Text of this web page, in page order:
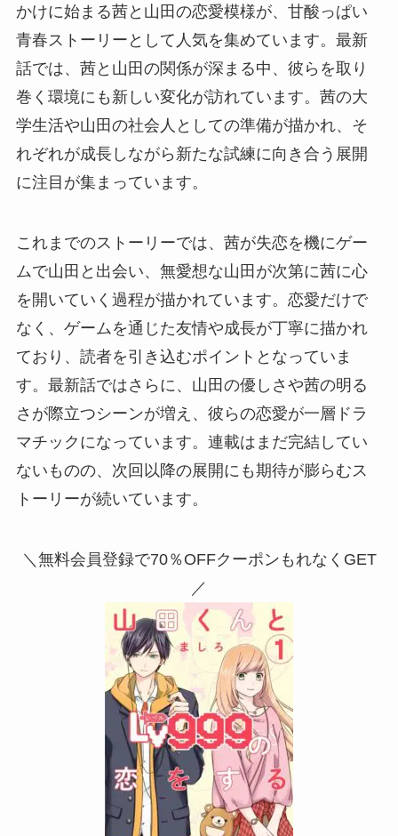
かけに始まる茜と山田の恋愛模様が、甘酸っぱい
青春ストーリーとして人気を集めています。最新
話では、茜と山田の関係が深まる中、彼らを取り
巻く環境にも新しい変化が訪れています。茜の大
学生活や山田の社会人としての準備が描かれ、そ
れぞれが成長しながら新たな試練に向き合う展開
に注目が集まっています。
これまでのストーリーでは、茜が失恋を機にゲー
ムで山田と出会い、無愛想な山田が次第に茜に心
を開いていく過程が描かれています。恋愛だけで
なく、ゲームを通じた友情や成長が丁寧に描かれ
ており、読者を引き込むポイントとなっていま
す。最新話ではさらに、山田の優しさや茜の明る
さが際立つシーンが増え、彼らの恋愛が一層ドラ
マチックになっています。連載はまだ完結してい
ないものの、次回以降の展開にも期待が膨らむス
トーリーが続いています。
＼無料会員登録で70％OFFクーポンもれなくGET
／